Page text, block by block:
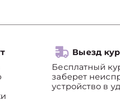
Выезд
Бесплатный
заберет
устройство в